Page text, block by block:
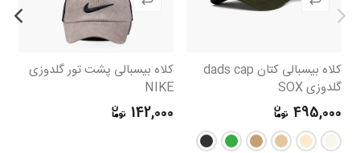
کلاه بیسبالی کتان dads cap
گلدوزی SOX
495,000
کلاه بیسبالی پشت تور گلدوزی
NIKE
142,000